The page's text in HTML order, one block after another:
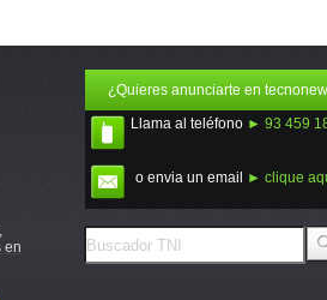
en
¿Quieres anunciarte en
Llama al teléfono ► 93 459
o envia un email ► clique